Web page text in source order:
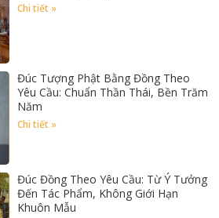
Chi tiết »
Đúc Tượng Phật Bằng Đồng Theo
Yêu Cầu: Chuẩn Thần Thái, Bền Trăm
Năm
Chi tiết »
Đúc Đồng Theo Yêu Cầu: Từ Ý Tưởng
Đến Tác Phẩm, Không Giới Hạn
Khuôn Mẫu